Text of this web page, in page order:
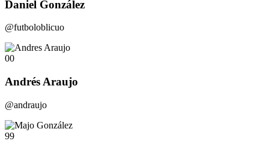
Daniel González
@futboloblicuo
00
Andrés Araujo
@andraujo
99